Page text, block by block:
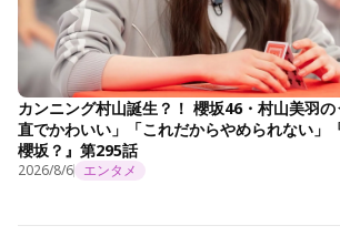
カンニング村山誕生？！ 櫻坂46・村山美羽
直でかわいい」「これだからやめられない」
櫻坂？』第295話
2026/8/6 エンタメ